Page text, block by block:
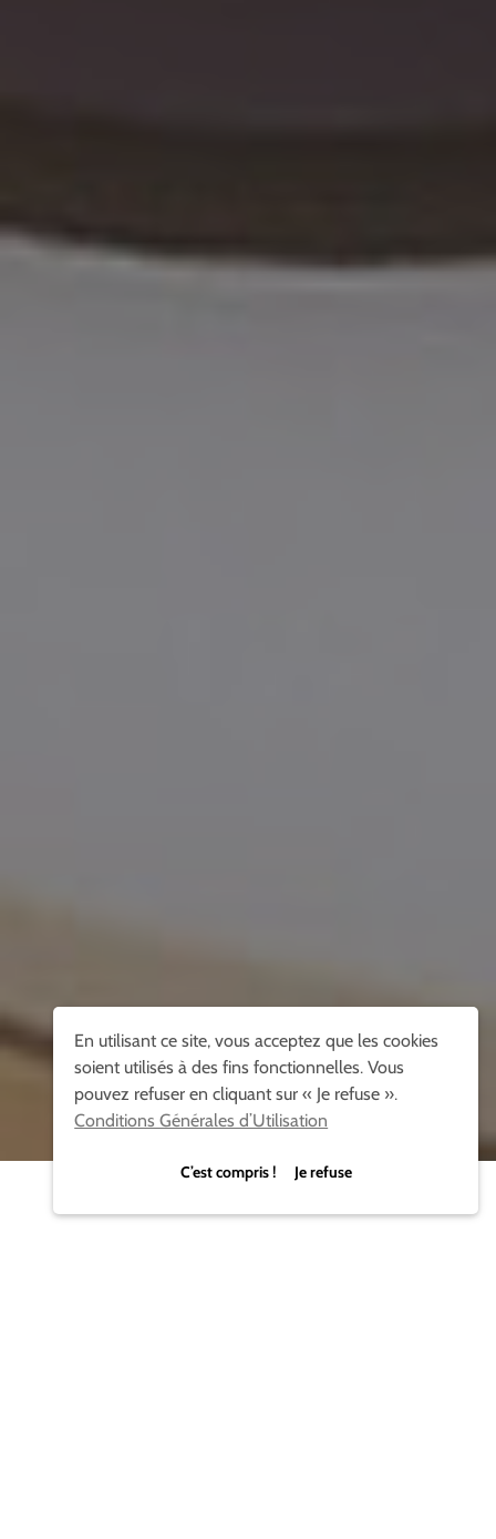
En utilisant ce site, vous acceptez que les cookies
soient utilisés à des fins fonctionnelles. Vous
pouvez refuser en cliquant sur « Je refuse ».
Conditions Générales d’Utilisation
C’est compris ! Je refuse